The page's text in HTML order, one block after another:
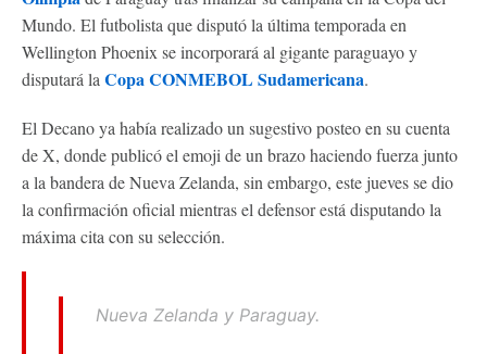
Mundo. El futbolista que disputó la última temporada en
Wellington Phoenix se incorporará al gigante paraguayo y
disputará la Copa CONMEBOL Sudamericana.
El Decano ya había realizado un sugestivo posteo en su cuenta
de X, donde publicó el emoji de un brazo haciendo fuerza junto
a la bandera de Nueva Zelanda, sin embargo, este jueves se dio
la confirmación oficial mientras el defensor está disputando la
máxima cita con su selección.
Nueva Zelanda y Paraguay.